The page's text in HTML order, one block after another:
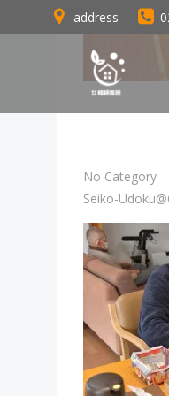
ン
へ
address
No Category
Seiko-